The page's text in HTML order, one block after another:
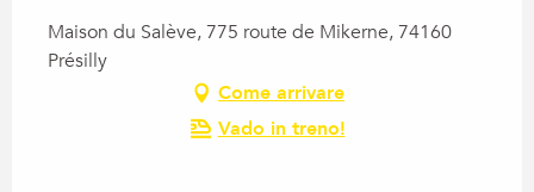
Maison du Salève, 775 route de Mikerne, 74160
Présilly
Come arrivare
Vado in treno!